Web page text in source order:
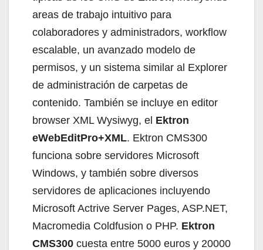
areas de trabajo intuitivo para
colaboradores y administradors, workflow
escalable, un avanzado modelo de
permisos, y un sistema similar al Explorer
de administración de carpetas de
contenido. También se incluye en editor
browser XML Wysiwyg, el Ektron
eWebEditPro+XML. Ektron CMS300
funciona sobre servidores Microsoft
Windows, y también sobre diversos
servidores de aplicaciones incluyendo
Microsoft Actrive Server Pages, ASP.NET,
Macromedia Coldfusion o PHP. Ektron
CMS300 cuesta entre 5000 euros y 20000